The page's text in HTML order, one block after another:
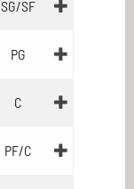
SG/SF
PG
C
PF/C